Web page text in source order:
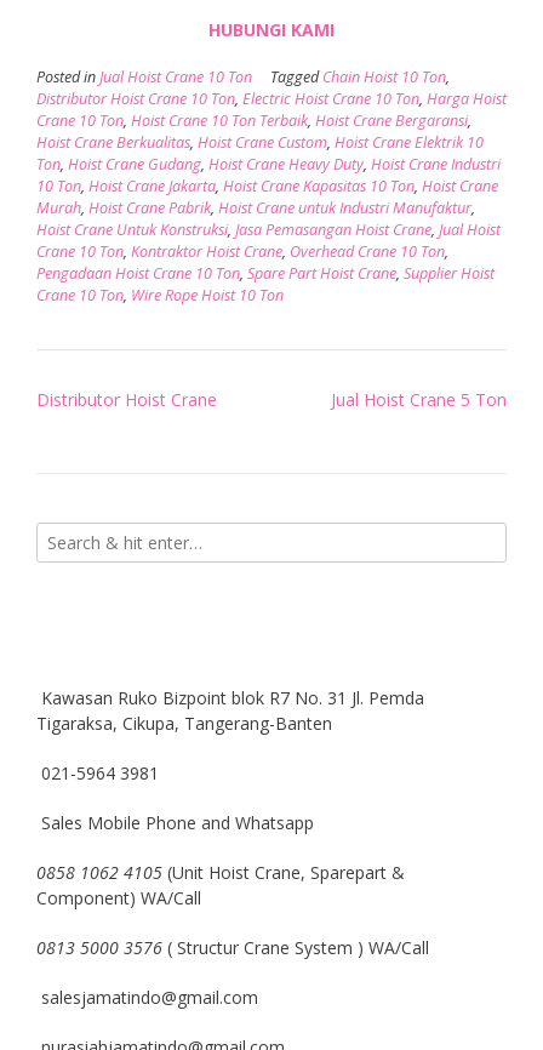
HUBUNGI KAMI
Posted inJual Hoist Crane 10 Ton TaggedChain Hoist 10 Ton,
Distributor Hoist Crane 10 Ton, Electric Hoist Crane 10 Ton, Harga Hoist
Crane 10 Ton, Hoist Crane 10 Ton Terbaik, Hoist Crane Bergaransi,
Hoist Crane Berkualitas, Hoist Crane Custom, Hoist Crane Elektrik 10
Ton, Hoist Crane Gudang, Hoist Crane Heavy Duty, Hoist Crane Industri
10 Ton, Hoist Crane Jakarta, Hoist Crane Kapasitas 10 Ton, Hoist Crane
Murah, Hoist Crane Pabrik, Hoist Crane untuk Industri Manufaktur,
Hoist Crane Untuk Konstruksi, Jasa Pemasangan Hoist Crane, Jual Hoist
Crane 10 Ton, Kontraktor Hoist Crane, Overhead Crane 10 Ton,
Pengadaan Hoist Crane 10 Ton, Spare Part Hoist Crane, Supplier Hoist
Crane 10 Ton, Wire Rope Hoist 10 Ton
Post
Distributor Hoist Crane Jual Hoist Crane 5 Ton
Kawasan Ruko Bizpoint blok R7 No. 31 Jl. Pemda
Tigaraksa, Cikupa, Tangerang-Banten
021-5964 3981
Sales Mobile Phone and Whatsapp
0858 1062 4105 (Unit Hoist Crane, Sparepart &
Component) WA/Call
0813 5000 3576 ( Structur Crane System ) WA/Call
salesjamatindo@gmail.com